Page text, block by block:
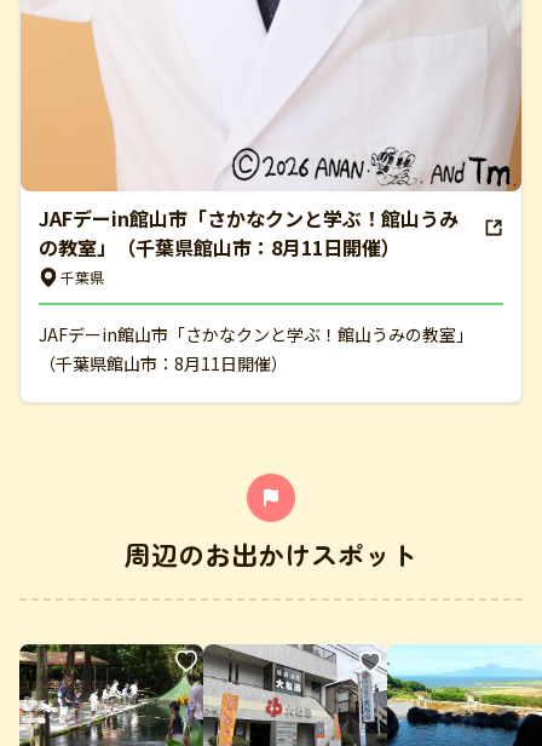
JAFデーin館山市「さかなクンと学ぶ！館山うみ
の教室」（千葉県館山市：8月11日開催）
千葉県
JAFデーin館山市「さかなクンと学ぶ！館山うみの教室」
（千葉県館山市：8月11日開催）
周辺のお出かけスポット